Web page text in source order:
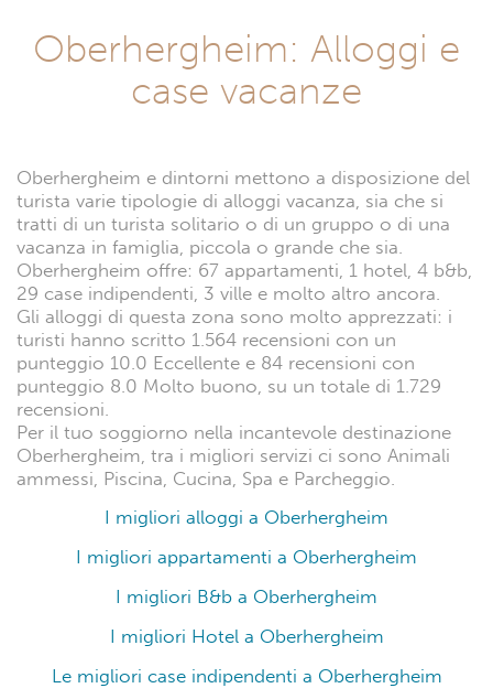
Oberhergheim: Alloggi e
case vacanze
Oberhergheim e dintorni mettono a disposizione del
turista varie tipologie di alloggi vacanza, sia che si
tratti di un turista solitario o di un gruppo o di una
vacanza in famiglia, piccola o grande che sia.
Oberhergheim offre: 67 appartamenti, 1 hotel, 4 b&b,
29 case indipendenti, 3 ville e molto altro ancora.
Gli alloggi di questa zona sono molto apprezzati: i
turisti hanno scritto 1.564 recensioni con un
punteggio 10.0 Eccellente e 84 recensioni con
punteggio 8.0 Molto buono, su un totale di 1.729
recensioni.
Per il tuo soggiorno nella incantevole destinazione
Oberhergheim, tra i migliori servizi ci sono Animali
ammessi, Piscina, Cucina, Spa e Parcheggio.
I migliori alloggi a Oberhergheim
I migliori appartamenti a Oberhergheim
I migliori B&b a Oberhergheim
I migliori Hotel a Oberhergheim
Le migliori case indipendenti a Oberhergheim